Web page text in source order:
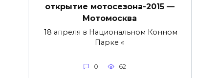
открытие мотосезона-2015 —
Мотомосква
18 апреля в Национальном Конном
Парке «
0 62